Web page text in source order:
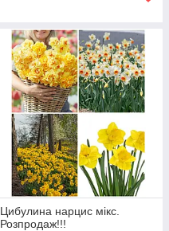
Цибулина нарцис мікс.
Розпродаж!!!